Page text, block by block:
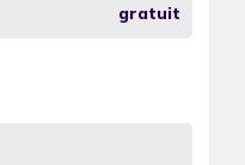
gratuit